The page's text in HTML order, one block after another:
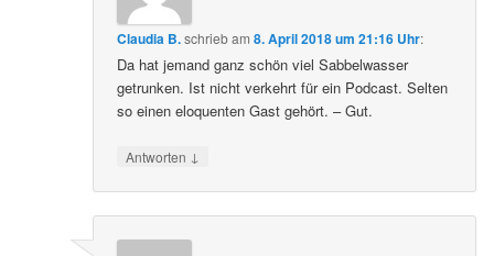
Claudia B.schriebam8. April 2018 um 21:16 Uhr:
Da hat jemand ganz schön viel Sabbelwasser
getrunken. Ist nicht verkehrt für ein Podcast. Selten
so einen eloquenten Gast gehört. – Gut.
Antworten ↓